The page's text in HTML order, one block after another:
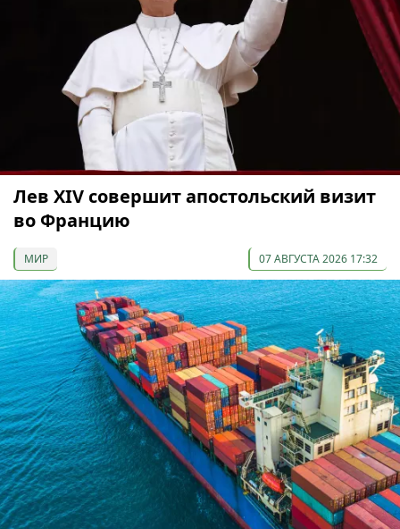
Лев XIV совершит апостольский визит
во Францию
МИР 07 АВГУСТА 2026 17:32